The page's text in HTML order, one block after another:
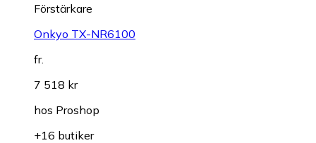
Förstärkare
Onkyo TX-NR6100
fr.
7 518 kr
hos Proshop
+16 butiker